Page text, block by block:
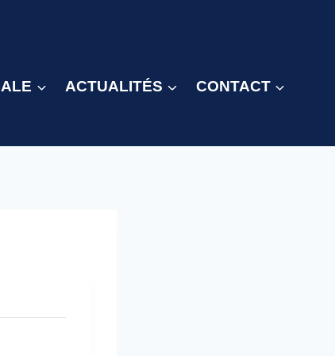
ACTUALITÉS CONTACT